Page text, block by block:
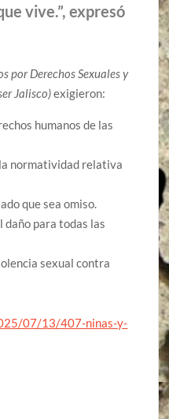
vive.”, expresó
por Derechos Sexuales y
Jalisco)exigieron:
humanos de las
normatividad relativa
que sea omiso.
para todas las
sexual contra
07/13/407-ninas-y-